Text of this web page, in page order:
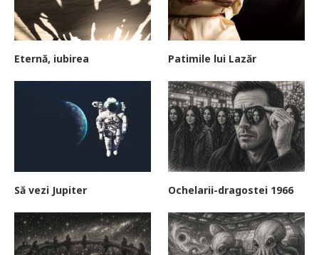
Eternă, iubirea Patimile lui Lazăr
Să vezi Jupiter Ochelarii-dragostei 1966